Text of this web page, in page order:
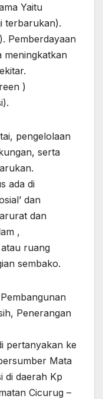
Yaitu
terbarukan).
Pemberdayaan
meningkatkan
)
pengelolaan
serta
ada di
dan
dan
,
ruang
sembako.
Penerangan
pertanyakan ke
Mata
di daerah Kp
Cicurug –